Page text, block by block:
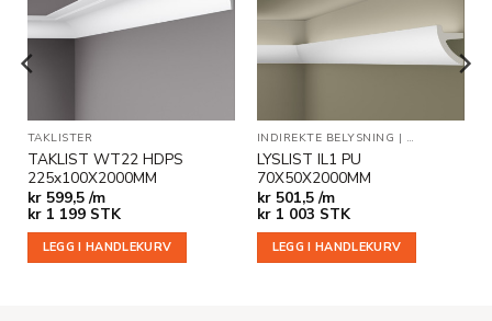
ønskeliste
TAKLISTER
TAKLIST WT22 HDPS
225x100X2000MM
kr599,5 /m
kr1 199 STK
LEGG I HANDLEKURV
INDIREKTE BELYSNING | TAKLISTER
LYSLIST IL1 PU
70X50X2000MM
kr501,5 /m
kr1 003 STK
LEGG I HANDLEKURV